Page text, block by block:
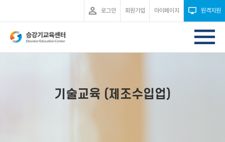
로그인 회원가입 마이페이지 원격지원
기술교육 (제조수입업)